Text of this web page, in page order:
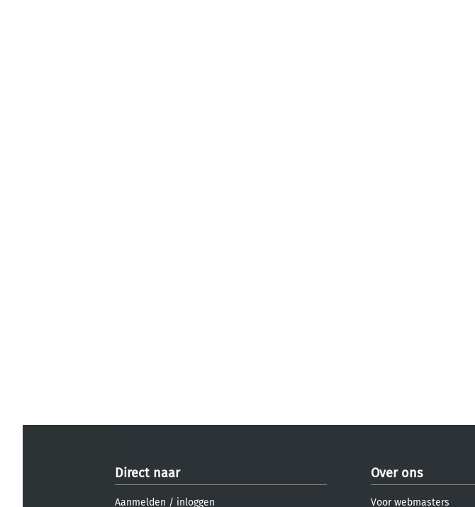
Direct naar
Aanmelden / inloggen
Over ons
Voor webmasters